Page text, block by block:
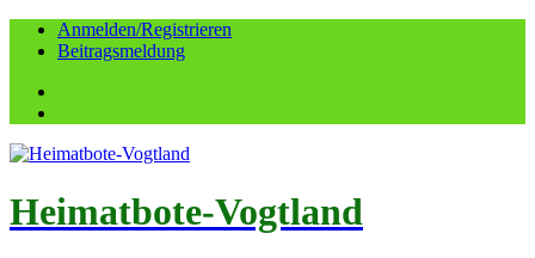
Anmelden/Registrieren
Beitragsmeldung
Heimatbote-Vogtland